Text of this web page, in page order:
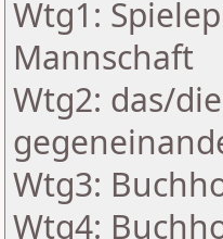
Wtg1:
Mannschaft
Wtg2: das/
Wtg3:
Wtg4: